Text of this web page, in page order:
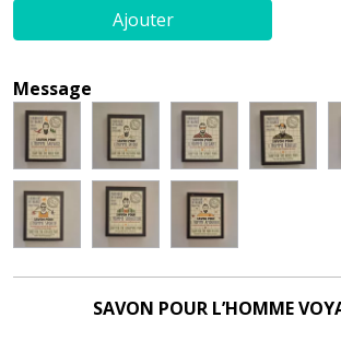
Ajouter
Message
SAVON POUR L’HOMME